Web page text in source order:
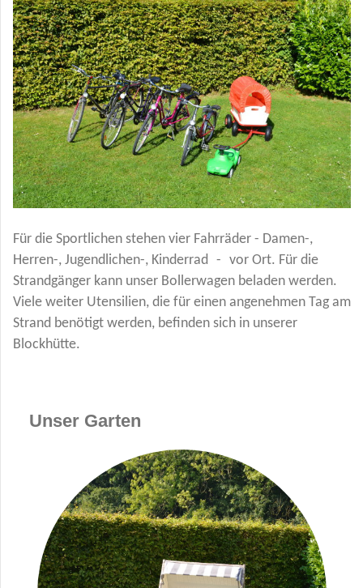
Für die Sportlichen stehen vier Fahrräder - Damen-,
Herren-, Jugendlichen-, Kinderrad - vor Ort. Für die
Strandgänger kann unser Bollerwagen beladen werden.
Viele weiter Utensilien, die für einen angenehmen Tag am
Strand benötigt werden, befinden sich in unserer
Blockhütte.
Unser Garten